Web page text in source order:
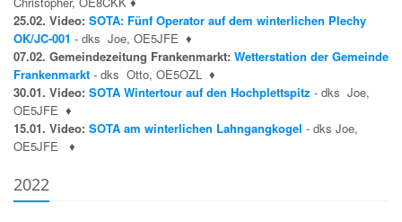
25.02. Video: SOTA: Fünf Operator auf dem winterlichen Plechy
OK/JC-001 - dks Joe, OE5JFE ♦
07.02. Gemeindezeitung Frankenmarkt: Wetterstation der Gemeinde
Frankenmarkt - dks Otto, OE5OZL
♦
30.01. Video: SOTA Wintertour auf den Hochplettspitz - dks Joe,
OE5JFE ♦
15.01. Video: SOTA am winterlichen Lahngangkogel - dks Joe,
OE5JFE
♦
2022